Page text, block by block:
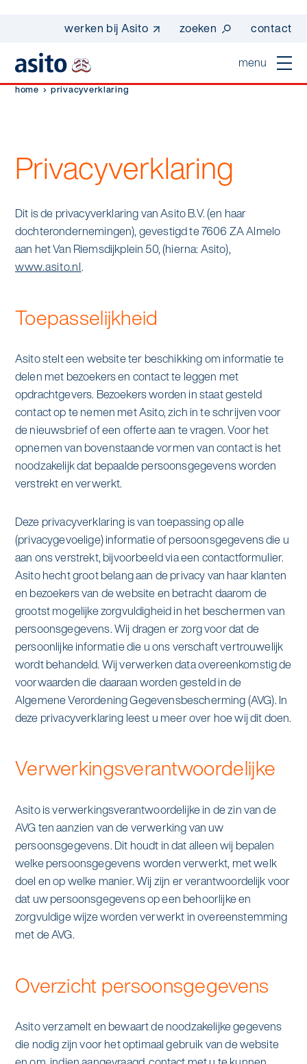
werken bij Asito zoeken contact
menu
Suggesties
one go - werk beter samen met one go
co2-uitstoot rapportage 2023
op weg naar volledig circulair in 2030 met
home
Dagelijkse schoonmaak
Interieurreiniging
Vloerreiniging
Specialistische schoonmaak
Graffitireiniging
Glas- en gevelreiniging
Reinigen en coaten van RVS
Aanvullende diensten
One Go
Zorgondersteuning
Vloermeester van One Go
alle diensten bekijken
In de buurt
Industrie
Onderwijs
Overheid
Recreatie
Zakelijk
wij zijn Asito
Wij zijn Asito
Sponsoring
Locaties
Nieuws
Artikelen
Kennisbank
Contact
Wij werken voor
Duurzaamheid & Asito
Innovatie & Asito
Mens & Asito
Werken bij Asito
Zoeken
Offerte aanvragen
home privacyverklaring
Privacyverklaring
Dit is de privacyverklaring van Asito B.V. (en haar
dochterondernemingen), gevestigd te 7606 ZA Almelo
aan het Van Riemsdijkplein 50, (hierna: Asito),
www.asito.nl.
Toepasselijkheid
Asito stelt een website ter beschikking om informatie te
delen met bezoekers en contact te leggen met
opdrachtgevers. Bezoekers worden in staat gesteld
contact op te nemen met Asito, zich in te schrijven voor
de nieuwsbrief of een offerte aan te vragen. Voor het
opnemen van bovenstaande vormen van contact is het
noodzakelijk dat bepaalde persoonsgegevens worden
verstrekt en verwerkt.
Deze privacyverklaring is van toepassing op alle
(privacygevoelige) informatie of persoonsgegevens die u
aan ons verstrekt, bijvoorbeeld via een contactformulier.
Asito hecht groot belang aan de privacy van haar klanten
en bezoekers van de website en betracht daarom de
grootst mogelijke zorgvuldigheid in het beschermen van
persoonsgegevens. Wij dragen er zorg voor dat de
persoonlijke informatie die u ons verschaft vertrouwelijk
wordt behandeld. Wij verwerken data overeenkomstig de
voorwaarden die daaraan worden gesteld in de
Algemene Verordening Gegevensbescherming (AVG). In
deze privacyverklaring leest u meer over hoe wij dit doen.
Verwerkingsverantwoordelijke
Asito is verwerkingsverantwoordelijke in de zin van de
AVG ten aanzien van de verwerking van uw
persoonsgegevens. Dit houdt in dat alleen wij bepalen
welke persoonsgegevens worden verwerkt, met welk
doel en op welke manier. Wij zijn er verantwoordelijk voor
dat uw persoonsgegevens op een behoorlijke en
zorgvuldige wijze worden verwerkt in overeenstemming
met de AVG.
Overzicht persoonsgegevens
Asito verzamelt en bewaart de noodzakelijke gegevens
die nodig zijn voor het optimaal gebruik van de website